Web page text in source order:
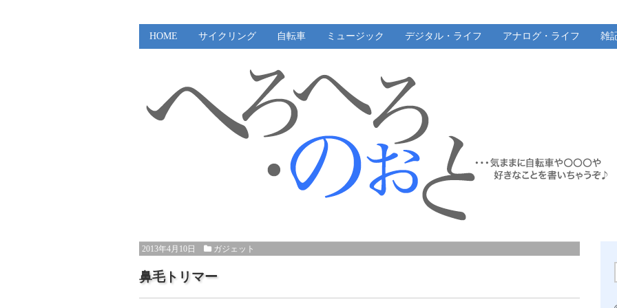
HOME サイクリング 自転車 ミュージック デジタル・ライフ アナログ・ライフ 雑
2013年4月10日 ガジェット
鼻毛トリマー